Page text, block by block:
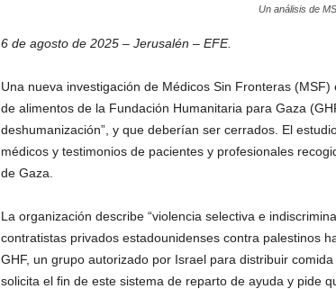
Un análisis de
6 de agosto de 2025 – Jerusalén – EFE.
Una nueva investigación de Médicos Sin Fronteras
de alimentos de la Fundación Humanitaria para Gaza
deshumanización”, y que deberían ser cerrados. El
médicos y testimonios de pacientes y profesionales
de Gaza.
La organización describe “violencia selectiva e
contratistas privados estadounidenses contra palestinos
GHF, un grupo autorizado por Israel para distribuir
solicita el fin de este sistema de reparto de ayuda y pide